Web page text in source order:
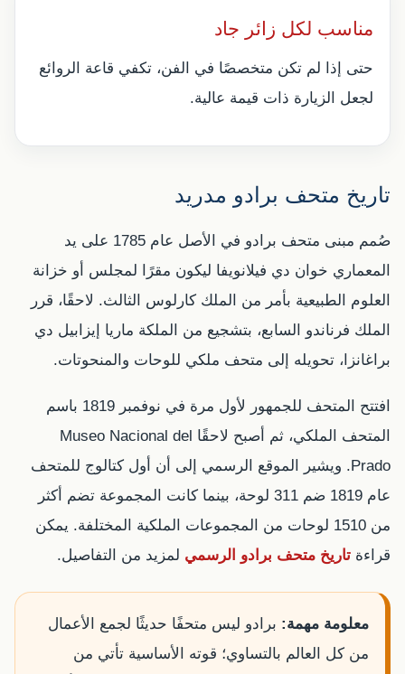
مناسب لكل زائر جاد
حتى إذا لم تكن متخصصًا في الفن، تكفي قاعة الروائع
لجعل الزيارة ذات قيمة عالية.
تاريخ متحف برادو مدريد
صُمم مبنى متحف برادو في الأصل عام 1785 على يد
المعماري خوان دي فيلانويفا ليكون مقرًا لمجلس أو خزانة
العلوم الطبيعية بأمر من الملك كارلوس الثالث. لاحقًا، قرر
الملك فرناندو السابع، بتشجيع من الملكة ماريا إيزابيل دي
براغانزا، تحويله إلى متحف ملكي للوحات والمنحوتات.
افتتح المتحف للجمهور لأول مرة في نوفمبر 1819 باسم
المتحف الملكي، ثم أصبح لاحقًا Museo Nacional del
Prado. ويشير الموقع الرسمي إلى أن أول كتالوج للمتحف
عام 1819 ضم 311 لوحة، بينما كانت المجموعة تضم أكثر
من 1510 لوحات من المجموعات الملكية المختلفة. يمكن
قراءة تاريخ متحف برادو الرسمي لمزيد من التفاصيل.
معلومة مهمة: برادو ليس متحفًا حديثًا لجمع الأعمال
من كل العالم بالتساوي؛ قوته الأساسية تأتي من